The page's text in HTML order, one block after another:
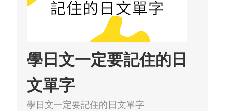
學日文一定要記住的日
文單字
學日文一定要記住的日文單字